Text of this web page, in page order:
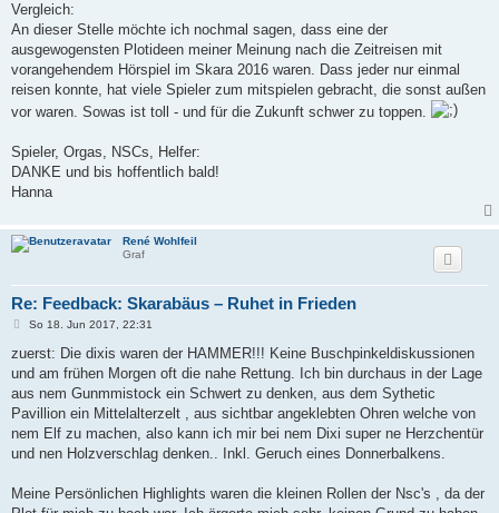
Vergleich:
An dieser Stelle möchte ich nochmal sagen, dass eine der
ausgewogensten Plotideen meiner Meinung nach die Zeitreisen mit
vorangehendem Hörspiel im Skara 2016 waren. Dass jeder nur einmal
reisen konnte, hat viele Spieler zum mitspielen gebracht, die sonst außen
vor waren. Sowas ist toll - und für die Zukunft schwer zu toppen.
Spieler, Orgas, NSCs, Helfer:
DANKE und bis hoffentlich bald!
Hanna
René Wohlfeil
Graf
Re: Feedback: Skarabäus – Ruhet in Frieden
B
i
r
a
So 18. Jun 2017, 22:31
zuerst: Die dixis waren der HAMMER!!! Keine Buschpinkeldiskussionen
und am frühen Morgen oft die nahe Rettung. Ich bin durchaus in der Lage
aus nem Gunmmistock ein Schwert zu denken, aus dem Sythetic
Pavillion ein Mittelalterzelt , aus sichtbar angeklebten Ohren welche von
nem Elf zu machen, also kann ich mir bei nem Dixi super ne Herzchentür
und nen Holzverschlag denken.. Inkl. Geruch eines Donnerbalkens.
Meine Persönlichen Highlights waren die kleinen Rollen der Nsc's , da der